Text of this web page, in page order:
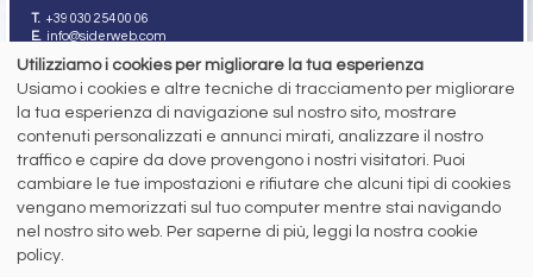
T. +39 030 254 00 06
E. info@siderweb.com
Copyright siderweb spa sb
Tutti i diritti sono riservati
Privacy policy
Cookie policy
Digital Services Act Policy
MENU
NEWS
PREZZI ITALIA
SEGUICI SUI NOSTRI
SOCIAL NETWORK
Utilizziamo i cookies per migliorare la tua esperienza
Usiamo i cookies e altre tecniche di tracciamento per migliorare
la tua esperienza di navigazione sul nostro sito, mostrare
contenuti personalizzati e annunci mirati, analizzare il nostro
traffico e capire da dove provengono i nostri visitatori. Puoi
cambiare le tue impostazioni e rifiutare che alcuni tipi di cookies
vengano memorizzati sul tuo computer mentre stai navigando
nel nostro sito web. Per saperne di più, leggi la nostra cookie
policy.